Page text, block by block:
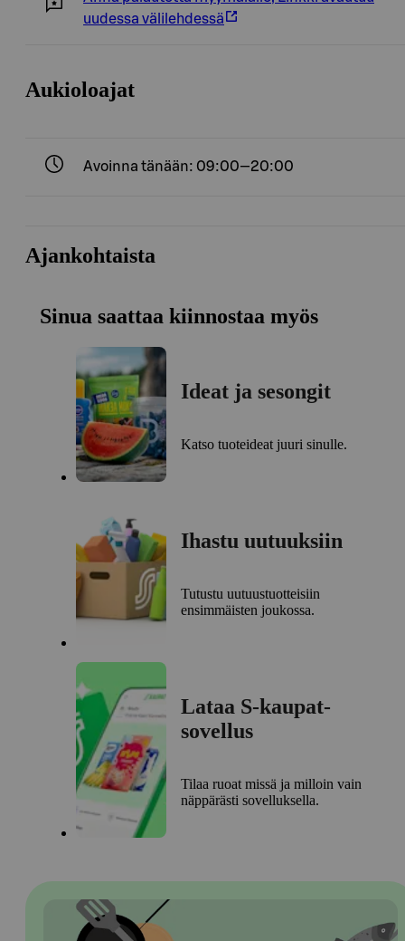
uudessa välilehdessä
Aukioloajat
Avoinna tänään: 09:00—20:00
Ajankohtaista
Sinua saattaa kiinnostaa myös
Ideat ja sesongit
Katso tuoteideat juuri sinulle.
Ihastu uutuuksiin
Tutustu uutuustuotteisiin
ensimmäisten joukossa.
Lataa S-kaupat-
sovellus
Tilaa ruoat missä ja milloin vain
näppärästi sovelluksella.